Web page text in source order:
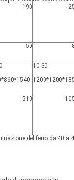
190
50
10-30
510
del ferro da 40 a